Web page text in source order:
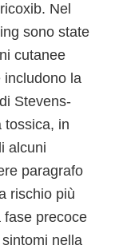
Nel
sono state
cutanee
includono la
Stevens-
tossica, in
alcuni
paragrafo
rischio più
fase precoce
nella